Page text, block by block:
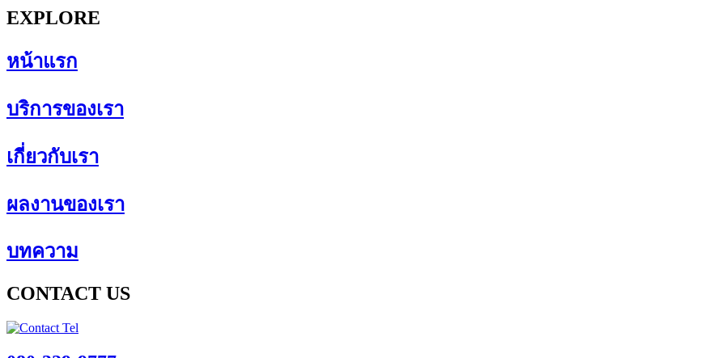
EXPLORE
หน้าแรก
บริการของเรา
เกี่ยวกับเรา
ผลงานของเรา
บทความ
CONTACT US